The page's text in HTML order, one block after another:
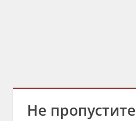
Не пропустите